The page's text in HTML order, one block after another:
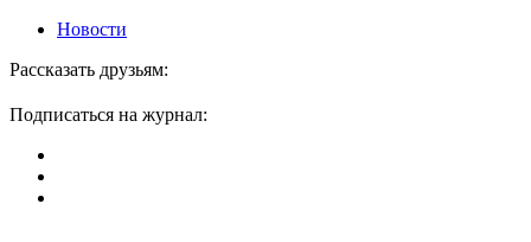
Новости
Рассказать друзьям:
Подписаться на журнал: